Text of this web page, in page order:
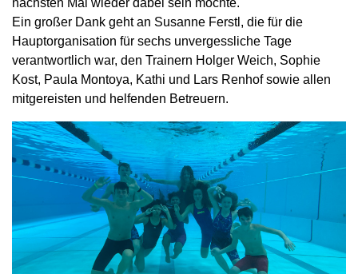
nächsten Mal wieder dabei sein möchte.
Ein großer Dank geht an Susanne Ferstl, die für die
Hauptorganisation für sechs unvergessliche Tage
verantwortlich war, den Trainern Holger Weich, Sophie
Kost, Paula Montoya, Kathi und Lars Renhof sowie allen
mitgereisten und helfenden Betreuern.